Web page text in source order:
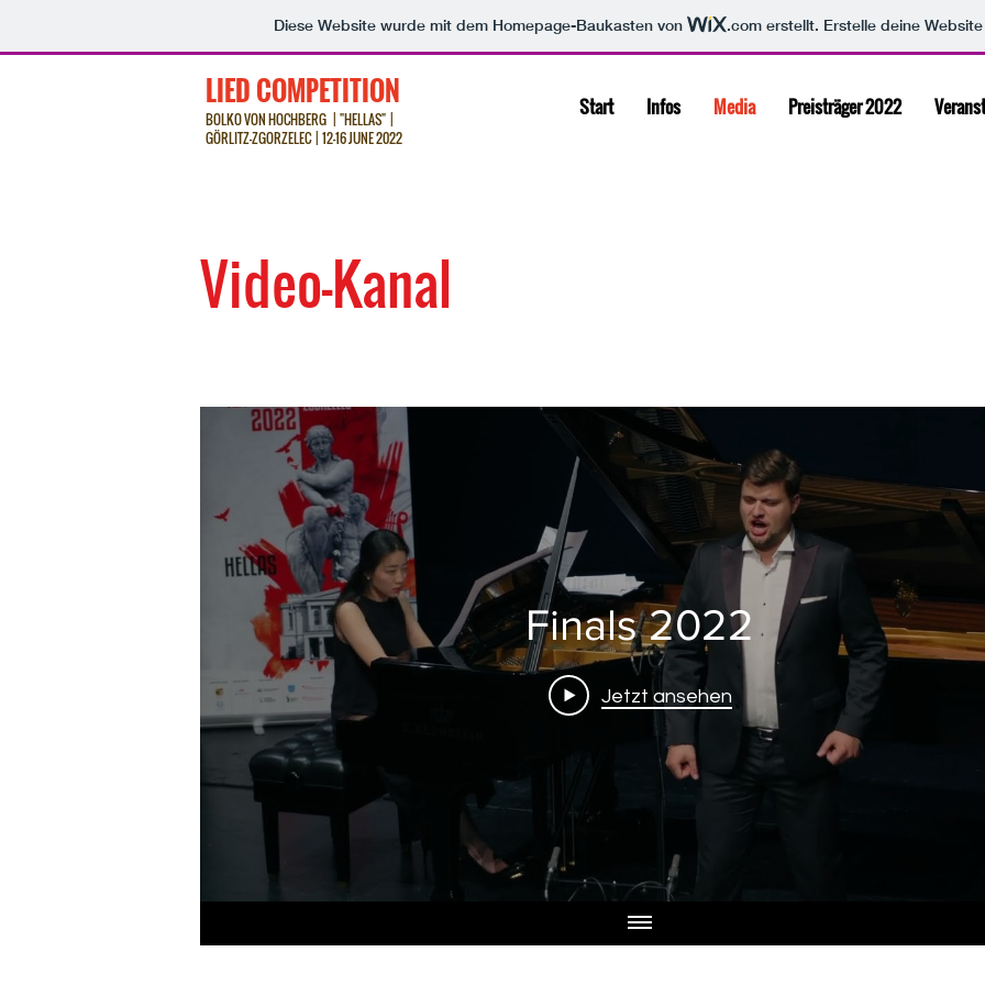
Diese Website wurde mit dem Homepage-Baukasten von .com erstellt. Erstelle deine
Start Infos Media Preisträger 2022
LIED COMPETITION
BOLKO VON HOCHBERG | "HELLAS"
GÖRLITZ-ZGORZELEC | 12-16 JUNE 2022
Video-Kanal
Finals 2022
Jetzt ansehen